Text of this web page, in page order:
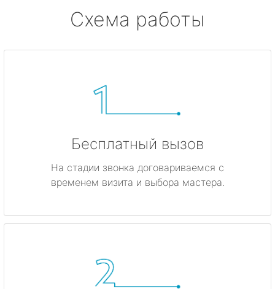
Схема работы
Бесплатный вызов
На стадии звонка договариваемся с
временем визита и выбора мастера.